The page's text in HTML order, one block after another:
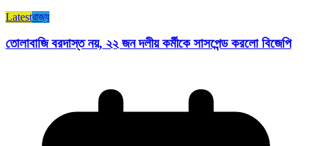
Latestরাজ্য​
তোলাবাজি বরদাস্ত নয়, ২২ জন দলীয় কর্মীকে সাসপেন্ড করলো বিজেপি